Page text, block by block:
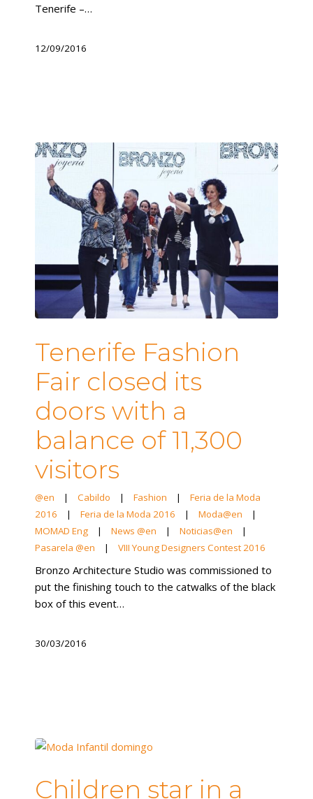
Tenerife –…
12/09/2016
Tenerife Fashion
Fair closed its
doors with a
balance of 11,300
visitors
@en | Cabildo | Fashion |
Feria de la Moda
2016
| Feria de la Moda 2016 | Moda@en
|
MOMAD Eng
| News @en | Noticias@en
|
Pasarela @en
| VIII Young Designers Contest 2016
Bronzo Architecture Studio was commissioned to
put the finishing touch to the catwalks of the black
box of this event…
30/03/2016
Children star in a